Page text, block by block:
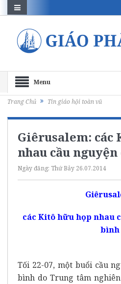
Menu
Trang Chủ Tin giáo hội toàn vũ
Giêrusalem: các
nhau cầu
Ngày đăng: Thứ Bảy 26.07.2014
Giê
các Kitô hữuhọp nhau
bình
Tối 22-07, một buổi cầu
bình do Trung tâm